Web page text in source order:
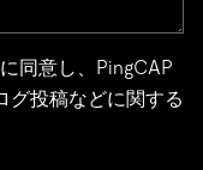
に同意し、PingCAP
グ投稿などに関する